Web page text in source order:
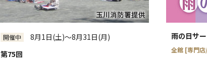
開催中
8月1日(土)～8月31日(月)
第75回
雨の日サ
全館 [専門